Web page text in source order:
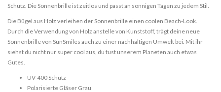
Schutz. Die Sonnenbrille ist zeitlos und passt an sonnigen Tagen zu jedem Stil.
Die Bügel aus Holz verleihen der Sonnenbrille einen coolen Beach-Look.
Durch die Verwendung von Holz anstelle von Kunststoff, trägt deine neue
Sonnenbrille von SunSmiles auch zu einer nachhaltigen Umwelt bei. Mit ihr
siehst du nicht nur super cool aus, du tust unserem Planeten auch etwas
Gutes.
UV-400 Schutz
Polarisierte Gläser Grau